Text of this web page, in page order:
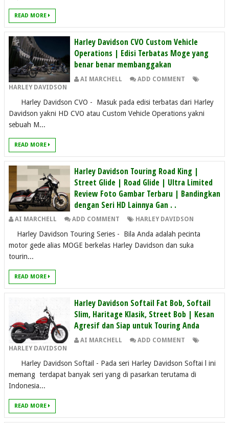
READ MORE
Harley Davidson CVO Custom Vehicle
Operations | Edisi Terbatas Moge yang
benar benar membanggakan
AI MARCHELL
ADD COMMENT
HARLEY DAVIDSON
Harley Davidson CVO - Masuk pada edisi terbatas dari Harley
Davidson yakni HD CVO atau Custom Vehicle Operations yakni
sebuah M...
READ MORE
Harley Davidson Touring Road King |
Street Glide | Road Glide | Ultra Limited
Review Foto Gambar Terbaru | Bandingkan
dengan Seri HD Lainnya Gan . .
AI MARCHELL ADD COMMENT HARLEY DAVIDSON
Harley Davidson Touring Series - Bila Anda adalah pecinta
motor gede alias MOGE berkelas Harley Davidson dan suka
tourin...
READ MORE
Harley Davidson Softail Fat Bob, Softail
Slim, Haritage Klasik, Street Bob | Kesan
Agresif dan Siap untuk Touring Anda
AI MARCHELL
ADD COMMENT
HARLEY DAVIDSON
Harley Davidson Softail - Pada seri Harley Davidson Softai l ini
memang terdapat banyak seri yang di pasarkan terutama di
Indonesia...
READ MORE